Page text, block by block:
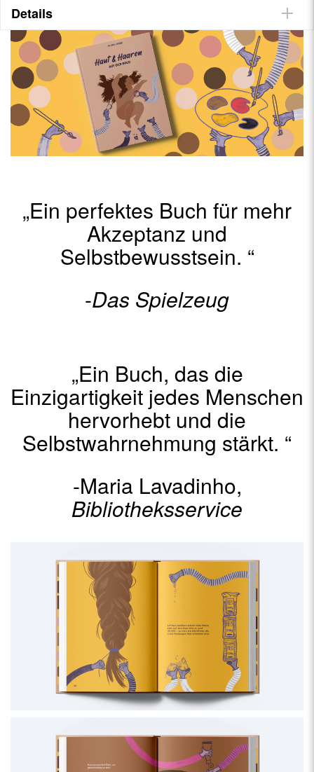
Details
„Ein perfektes Buch für mehr
Akzeptanz und
Selbstbewusstsein. “
-Das Spielzeug
„Ein Buch, das die
Einzigartigkeit jedes Menschen
hervorhebt und die
Selbstwahrnehmung stärkt. “
-Maria Lavadinho,
Bibliotheksservice